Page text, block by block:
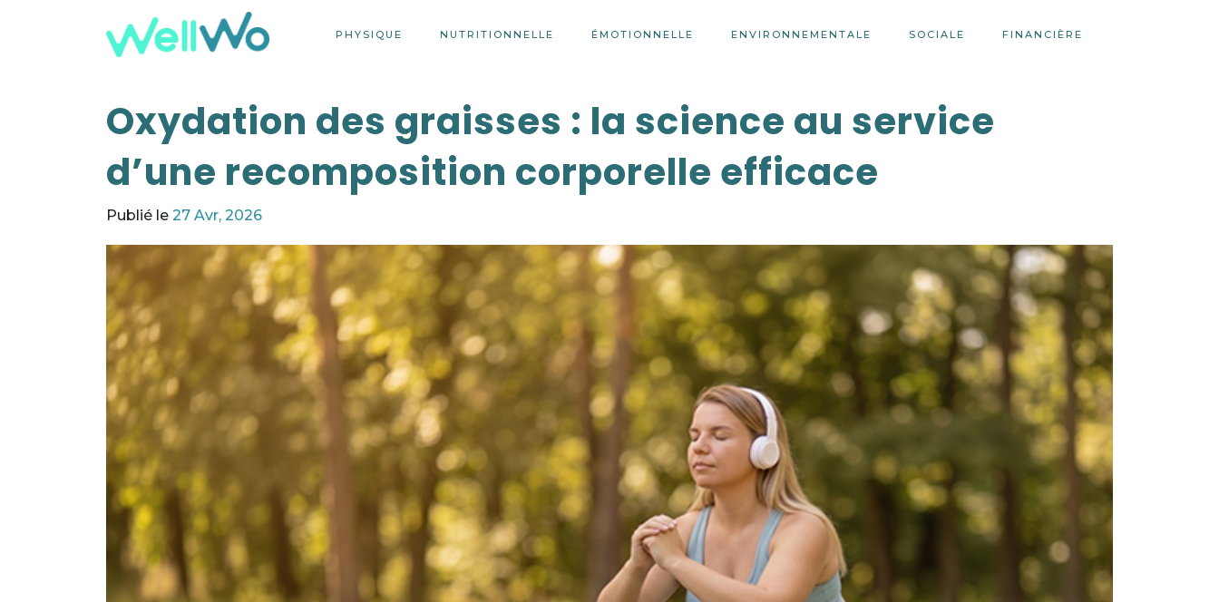
PHYSIQUE NUTRITIONNELLE ÉMOTIONNELLE ENVIRONNEMENTALE SOCIALE FINANCIÈRE
Oxydation des graisses : la science au service
d’une recomposition corporelle efficace
Publié le 27 Avr, 2026